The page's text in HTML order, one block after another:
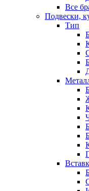
Все
Подвески,
Тип